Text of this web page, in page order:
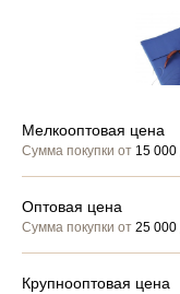
Мелкооптовая цена
Сумма покупки от 15 000
Оптовая цена
Сумма покупки от 25 000
Крупнооптовая цена